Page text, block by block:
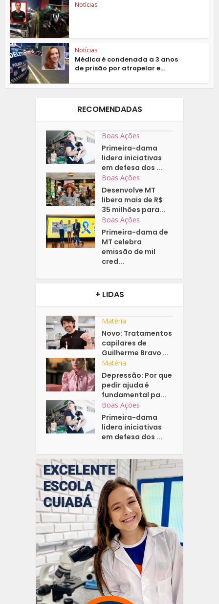
Notícias
Notícias
Médica é condenada a 3 anos
de prisão por atropelar e...
RECOMENDADAS
Boas Ações
Primeira-dama
lidera iniciativas
em defesa dos ...
Boas Ações
Desenvolve MT
libera mais de R$
35 milhões para...
Boas Ações
Primeira-dama de
MT celebra
emissão de mil
cred...
+ LIDAS
Matéria
Novo: Tratamentos
capilares de
Guilherme Bravo ...
Matéria
Depressão: Por que
pedir ajuda é
fundamental pa...
Boas Ações
Primeira-dama
lidera iniciativas
em defesa dos ...